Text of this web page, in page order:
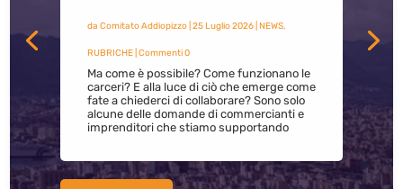
da Comitato Addiopizzo| 25 Luglio 2026| NEWS,
RUBRICHE| Commenti 0
Ma come è possibile? Come funzionano le
carceri? E alla luce di ciò che emerge come
fate a chiederci di collaborare? Sono solo
alcune delle domande di commercianti e
imprenditori che stiamo supportando